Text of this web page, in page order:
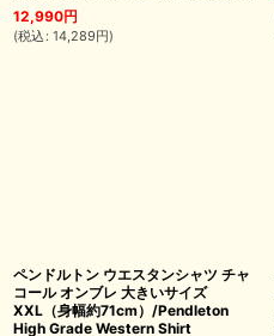
12,990円
(税込 : 14,289円)
ペンドルトン ウエスタンシャツ チャ
コール オンブレ 大きいサイズ
XXL（身幅約71cm）/Pendleton
High Grade Western Shirt